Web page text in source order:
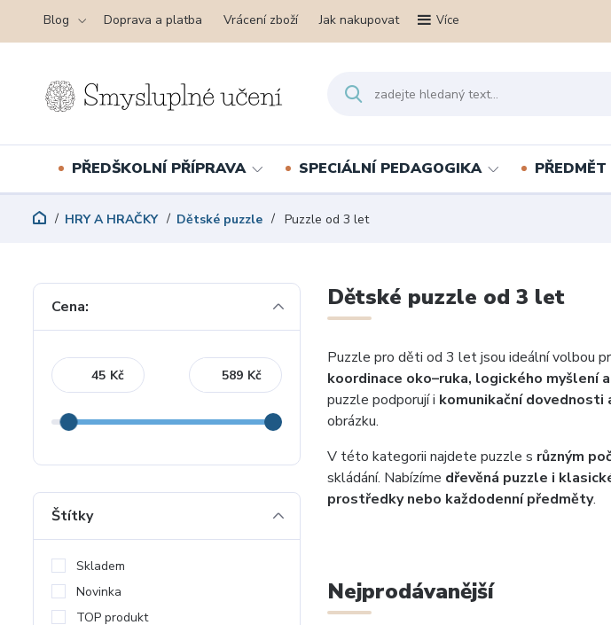
Blog Doprava a platba Vrácení zboží Jak nakupovat Více
PŘEDŠKOLNÍ PŘÍPRAVA SPECIÁLNÍ PEDAGOGIKA PŘEDMĚT
HRY A HRAČKY Dětské puzzle Puzzle od 3 let
Dětské puzzle od 3 let
Puzzle pro děti od 3 let jsou ideální volbou
koordinace oko–ruka, logického myšlení
puzzle podporují i komunikační dovednosti
obrázku.
V této kategorii najdete puzzle s různým
skládání. Nabízíme dřevěná puzzle i
prostředky nebo každodenní předměty.
Nejprodávanější
Cena:
Kč Kč
Štítky
Skladem
Novinka
TOP produkt